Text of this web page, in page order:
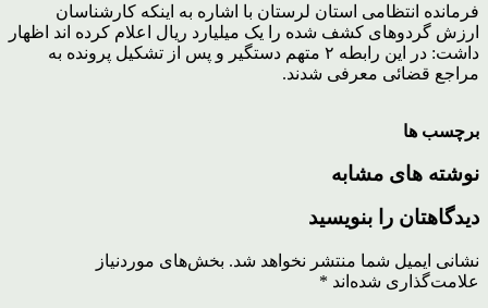
فرمانده انتظامی استان لرستان با اشاره به اینکه کارشناسان
ارزش گردوهای کشف شده را یک میلیارد ریال اعلام کرده اند اظهار
داشت: در این رابطه ۲ متهم دستگیر و پس از تشکیل پرونده به
مراجع قضائی معرفی شدند.
برچسب ها
نوشته های مشابه
دیدگاهتان را بنویسید
نشانی ایمیل شما منتشر نخواهد شد. بخش‌های موردنیاز
علامت‌گذاری شده‌اند *